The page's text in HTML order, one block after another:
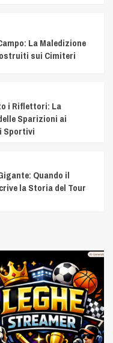
La Maledizione
sui Cimiteri
i Riflettori: La
Sparizioni ai
Sportivi
Quando il
la Storia del Tour